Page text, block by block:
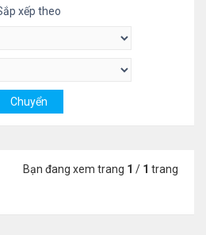
xếp theo
Bạn đang xem trang 1 / 1 trang